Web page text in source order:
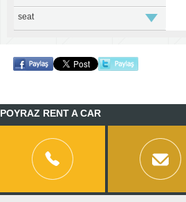
seat
POYRAZ RENT A CAR